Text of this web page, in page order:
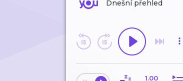
Dnešní přehled
1.00